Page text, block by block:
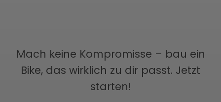
Mach keine Kompromisse – bau ein
Bike, das wirklich zu dir passt. Jetzt
starten!